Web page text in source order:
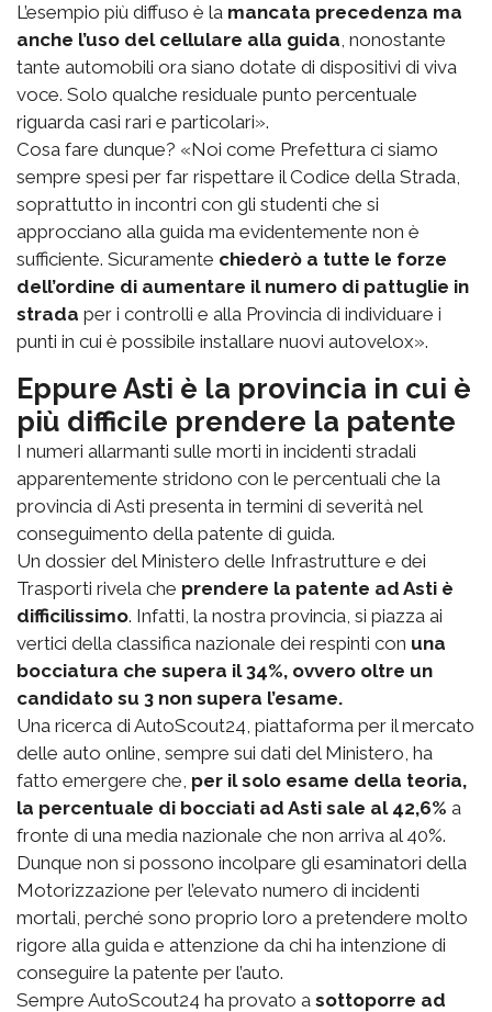
L’esempio più diffuso è la mancata precedenza ma
anche l’uso del cellulare alla guida, nonostante
tante automobili ora siano dotate di dispositivi di viva
voce. Solo qualche residuale punto percentuale
riguarda casi rari e particolari».
Cosa fare dunque? «Noi come Prefettura ci siamo
sempre spesi per far rispettare il Codice della Strada,
soprattutto in incontri con gli studenti che si
approcciano alla guida ma evidentemente non è
sufficiente. Sicuramente chiederò a tutte le forze
dell’ordine di aumentare il numero di pattuglie in
strada per i controlli e alla Provincia di individuare i
punti in cui è possibile installare nuovi autovelox».
Eppure Asti è la provincia in cui è
più difficile prendere la patente
I numeri allarmanti sulle morti in incidenti stradali
apparentemente stridono con le percentuali che la
provincia di Asti presenta in termini di severità nel
conseguimento della patente di guida.
Un dossier del Ministero delle Infrastrutture e dei
Trasporti rivela che prendere la patente ad Asti è
difficilissimo. Infatti, la nostra provincia, si piazza ai
vertici della classifica nazionale dei respinti con una
bocciatura che supera il 34%, ovvero oltre un
candidato su 3 non supera l’esame.
Una ricerca di AutoScout24, piattaforma per il mercato
delle auto online, sempre sui dati del Ministero, ha
fatto emergere che, per il solo esame della teoria,
la percentuale di bocciati ad Asti sale al 42,6% a
fronte di una media nazionale che non arriva al 40%.
Dunque non si possono incolpare gli esaminatori della
Motorizzazione per l’elevato numero di incidenti
mortali, perché sono proprio loro a pretendere molto
rigore alla guida e attenzione da chi ha intenzione di
conseguire la patente per l’auto.
Sempre AutoScout24 ha provato a sottoporre ad